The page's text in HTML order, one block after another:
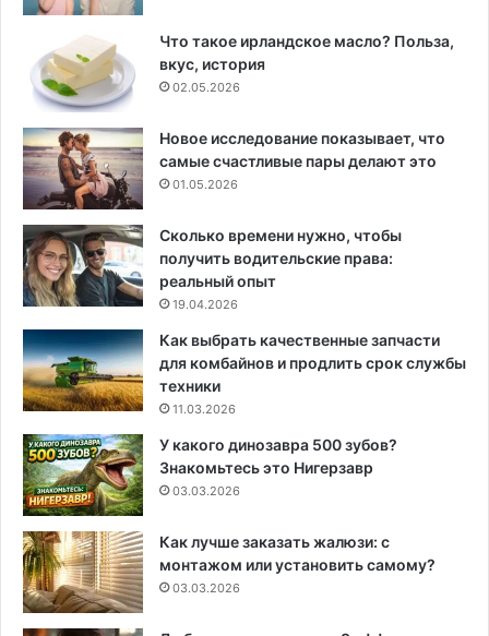
Что такое ирландское масло? Польза,
вкус, история
02.05.2026
Новое исследование показывает, что
самые счастливые пары делают это
01.05.2026
Сколько времени нужно, чтобы
получить водительские права:
реальный опыт
19.04.2026
Как выбрать качественные запчасти
для комбайнов и продлить срок службы
техники
11.03.2026
У какого динозавра 500 зубов?
Знакомьтесь это Нигерзавр
03.03.2026
Как лучше заказать жалюзи: с
монтажом или установить самому?
03.03.2026